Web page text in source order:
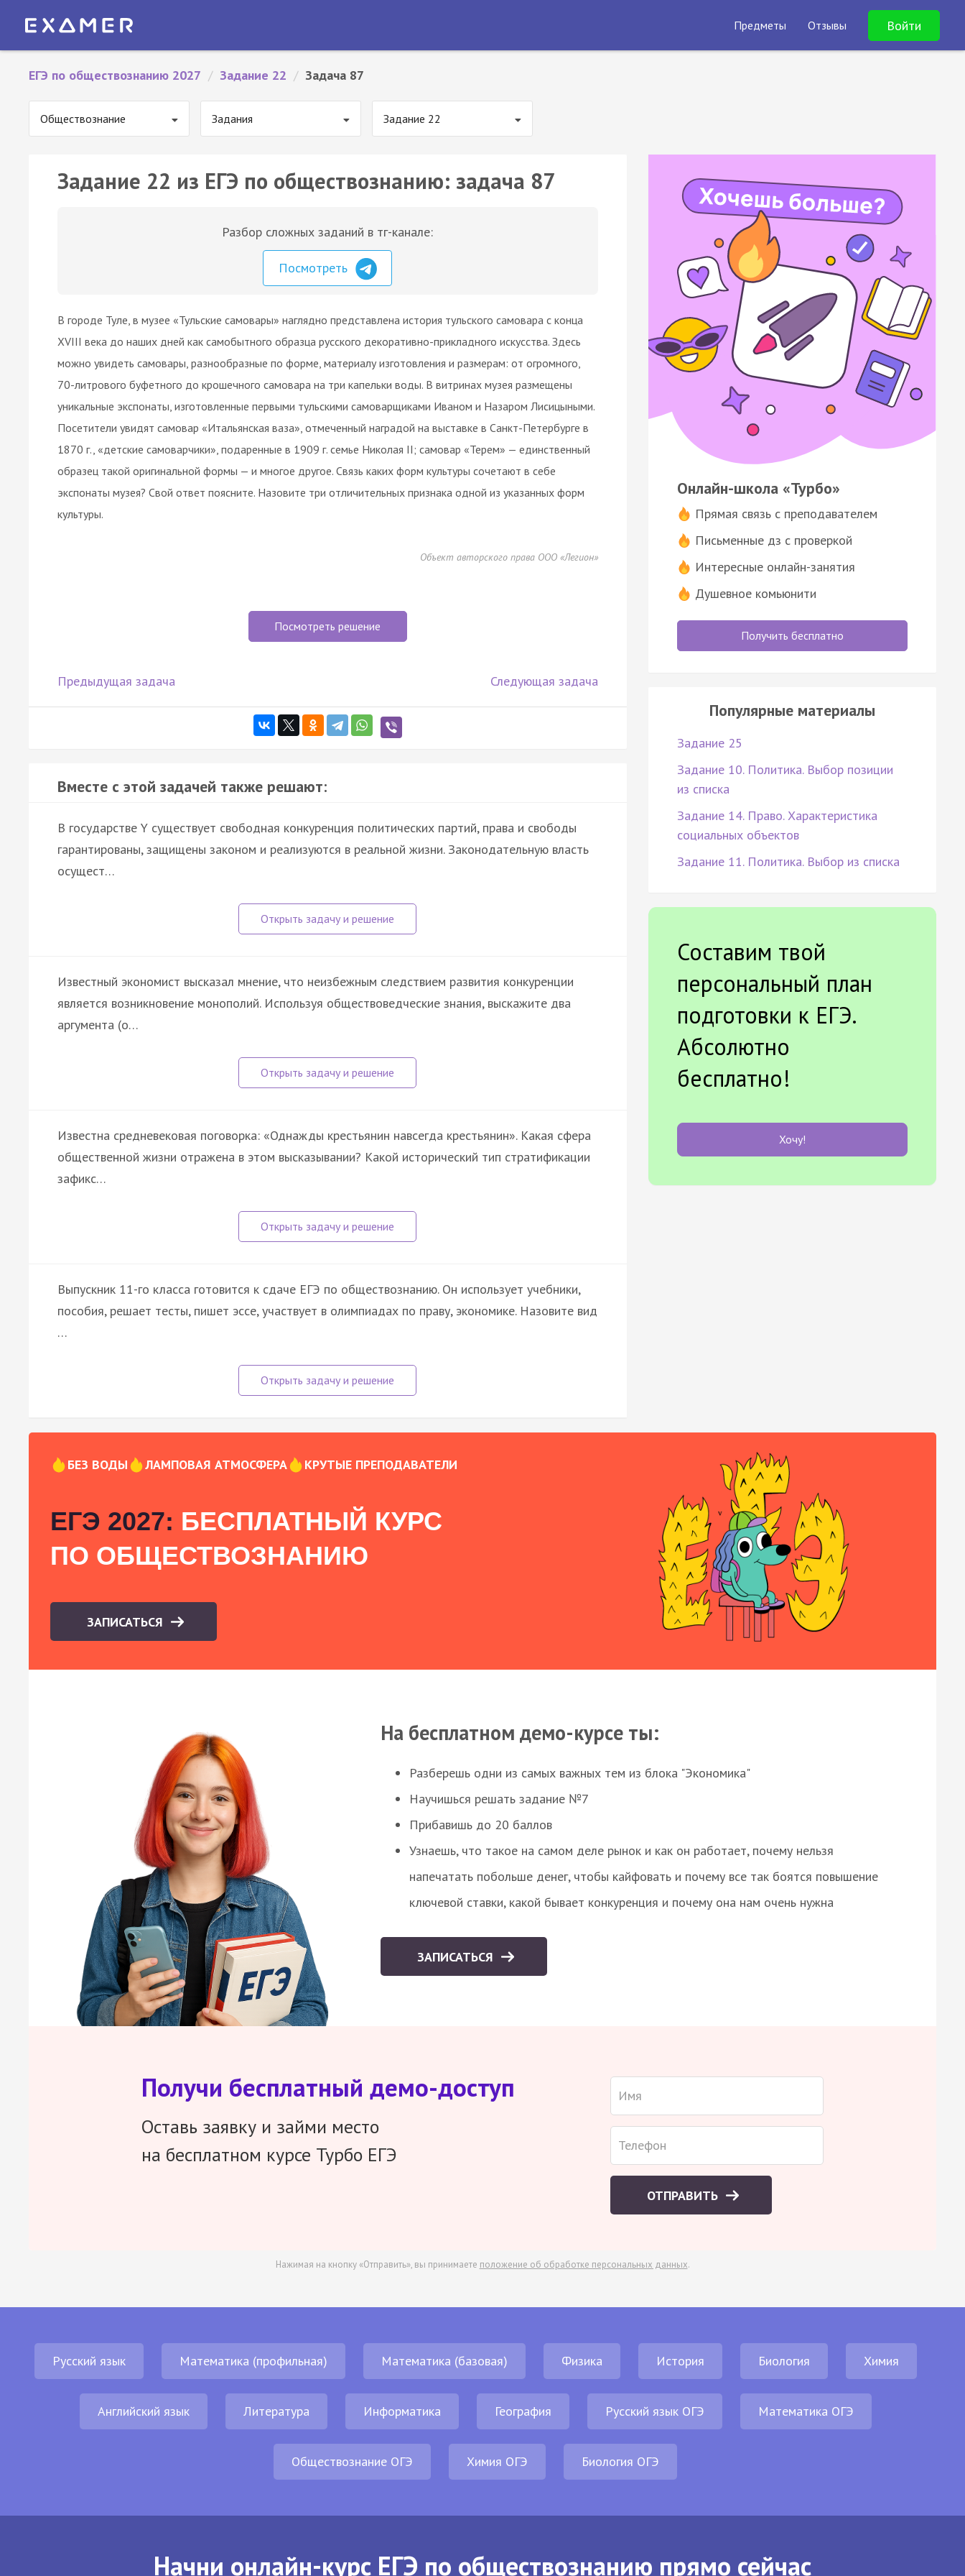
Предметы Отзывы Войти
ЕГЭ по обществознанию 2027 / Задание 22 / Задача 87
Обществознание Задания Задание 22
Задание 22 из ЕГЭ по обществознанию: задача 87
Разбор сложных заданий в тг-канале:
Посмотреть
В городе Туле, в музее «Тульские самовары» наглядно представлена история тульского самовара с конца
XVIII века до наших дней как самобытного образца русского декоративно-прикладного искусства. Здесь
можно увидеть самовары, разнообразные по форме, материалу изготовления и размерам: от огромного,
70-литрового буфетного до крошечного самовара на три капельки воды. В витринах музея размещены
уникальные экспонаты, изготовленные первыми тульскими самоварщиками Иваном и Назаром Лисицыными.
Посетители увидят самовар «Итальянская ваза», отмеченный наградой на выставке в Санкт-Петербурге в
1870 г., «детские самоварчики», подаренные в 1909 г. семье Николая II; самовар «Терем» — единственный
образец такой оригинальной формы — и многое другое. Связь каких форм культуры сочетают в себе
экспонаты музея? Свой ответ поясните. Назовите три отличительных признака одной из указанных форм
культуры.
Объект авторского права ООО «Легион»
Посмотреть решение
Предыдущая задача Следующая задача
Вместе с этой задачей также решают:
В государстве Y существует свободная конкуренция политических партий, права и свободы
гарантированы, защищены законом и реализуются в реальной жизни. Законодательную власть
осущест…
Известный экономист высказал мнение, что неизбежным следствием развития конкуренции
является возникновение монополий. Используя обществоведческие знания, выскажите два
аргумента (о…
Известна средневековая поговорка: «Однажды крестьянин навсегда крестьянин». Какая сфера
общественной жизни отражена в этом высказывании? Какой исторический тип стратификации
зафикс…
Выпускник 11-го класса готовится к сдаче ЕГЭ по обществознанию. Он использует учебники,
пособия, решает тесты, пишет эссе, участвует в олимпиадах по праву, экономике. Назовите вид
…
Онлайн-школа «Турбо»
Прямая связь с преподавателем
Письменные дз с проверкой
Интересные онлайн-занятия
Душевное комьюнити
Получить бесплатно
Популярные материалы
Задание 25
Задание 10. Политика. Выбор позиции
из списка
Задание 14. Право. Характеристика
социальных объектов
Задание 11. Политика. Выбор из списка
Составим твой
персональный план
подготовки к ЕГЭ.
Абсолютно
бесплатно!
Хочу!
БЕЗ ВОДЫ ЛАМПОВАЯ АТМОСФЕРА КРУТЫЕ ПРЕПОДАВАТЕЛИ
ЕГЭ 2027: БЕСПЛАТНЫЙ КУРС
ПО ОБЩЕСТВОЗНАНИЮ
ЗАПИСАТЬСЯ
На бесплатном демо-курсе ты:
Разберешь одни из самых важных тем из блока "Экономика"
Научишься решать задание №7
Прибавишь до 20 баллов
Узнаешь, что такое на самом деле рынок и как он работает, почему нельзя
напечатать побольше денег, чтобы кайфовать и почему все так боятся повышение
ключевой ставки, какой бывает конкуренция и почему она нам очень нужна
ЗАПИСАТЬСЯ
Получи бесплатный демо-доступ
Оставь заявку и займи место
на бесплатном курсе Турбо ЕГЭ
ОТПРАВИТЬ
Нажимая на кнопку «Отправить», вы принимаете положение об обработке персональных данных.
Русский язык Математика (профильная) Математика (базовая) Физика История Биология Химия
Английский язык Литература Информатика География Русский язык ОГЭ Математика ОГЭ
Обществознание ОГЭ Химия ОГЭ Биология ОГЭ
Начни онлайн-курс ЕГЭ по обществознанию прямо сейчас